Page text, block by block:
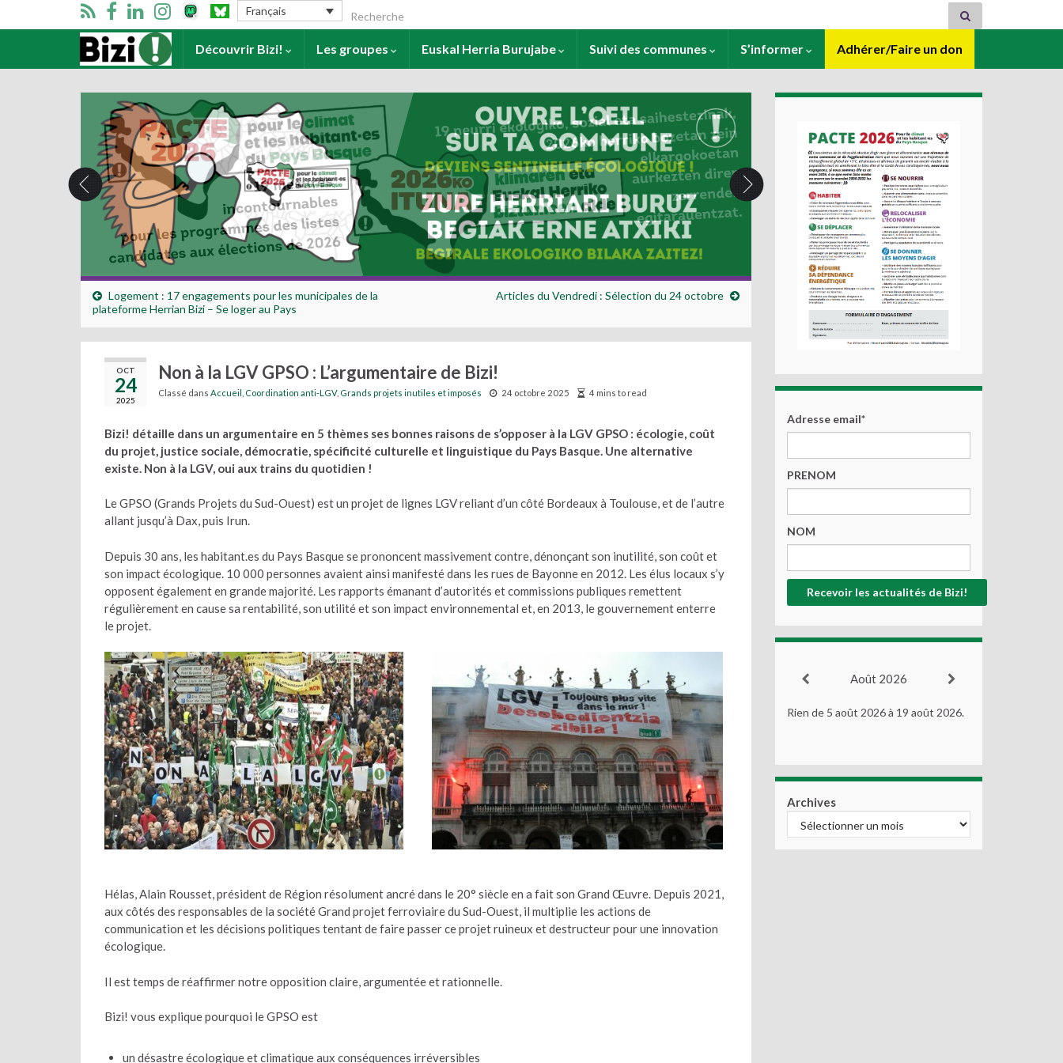
Français Search for:
Accueil Découvrir Bizi! Les groupes Euskal Herria Burujabe Suivi des communes S’informer Adhérer/Faire un don
Logement : 17 engagements pour les municipales de la
plateforme Herrian Bizi – Se loger au Pays
Articles du Vendredi : Sélection du 24 octobre
OCT
24
2025
Non à la LGV GPSO : L’argumentaire de Bizi!
Classé dans Accueil Coordination anti-LGV, Grands projets inutiles et imposés 24 octobre 2025 4 mins to read
Bizi! détaille dans un argumentaire en 5 thèmes ses bonnes raisons de s’opposer à la LGV GPSO : écologie, coût
du projet, justice sociale, démocratie, spécificité culturelle et linguistique du Pays Basque. Une alternative
existe. Non à la LGV, oui aux trains du quotidien !
Le GPSO (Grands Projets du Sud-Ouest) est un projet de lignes LGV reliant d’un côté Bordeaux à Toulouse, et de l’autre
allant jusqu’à Dax, puis Irun.
Depuis 30 ans, les habitant.es du Pays Basque se prononcent massivement contre, dénonçant son inutilité, son coût et
son impact écologique. 10 000 personnes avaient ainsi manifesté dans les rues de Bayonne en 2012. Les élus locaux s’y
opposent également en grande majorité. Les rapports émanant d’autorités et commissions publiques remettent
régulièrement en cause sa rentabilité, son utilité et son impact environnemental et, en 2013, le gouvernement enterre
le projet.
Hélas, Alain Rousset, président de Région résolument ancré dans le 20° siècle en a fait son Grand Œuvre. Depuis 2021,
aux côtés des responsables de la société Grand projet ferroviaire du Sud-Ouest, il multiplie les actions de
communication et les décisions politiques tentant de faire passer ce projet ruineux et destructeur pour une innovation
écologique.
Il est temps de réaffirmer notre opposition claire, argumentée et rationnelle.
Bizi! vous explique pourquoi le GPSO est
un désastre écologique et climatique aux conséquences irréversibles
Adresse email*
PRENOM
NOM
Août 2026
Rien de 5 août 2026 à 19 août 2026.
Archives